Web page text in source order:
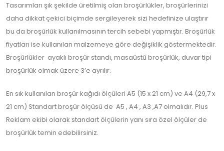
Tasarımları şık şekilde üretilmiş olan broşürlükler, broşürlerinizi
daha dikkat çekici biçimde sergileyerek sizi hedefinize ulaştırır
bu da broşürlük kullanılmasının tercih sebebi yapmıştır. Broşürlük
fiyatları ise kullanılan malzemeye göre değişiklik göstermektedir.
Broşürlükler ayaklı broşür standı, masaüstü broşürlük, duvar tipi
broşürlük olmak üzere 3’e ayrılır.
En sık kullanılan broşür kağıdı ölçüleri A5 (15 x 21 cm) ve A4 (29,7 x
21 cm) Standart broşür ölçüsü de A5 , A4 , A3 ,A7 olmalıdır. Plus
Reklam ekibi olarak standart ölçülerin yanı sıra özel ölçüler de
broşürlük temin edebilirsiniz.